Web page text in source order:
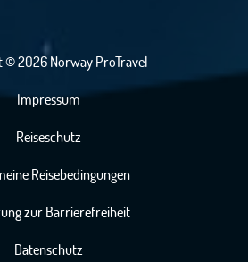
© 2026 Norway ProTravel
Impressum
Reiseschutz
Reisebedingungen
zur Barrierefreiheit
Datenschutz